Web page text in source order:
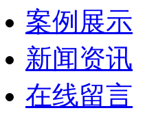
案例展示
新闻资讯
在线留言